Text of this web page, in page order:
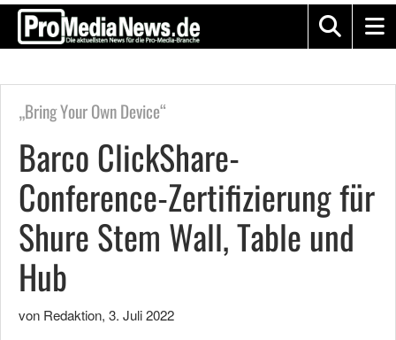
„Bring Your Own Device“
Barco ClickShare-
Conference-Zertifizierung für
Shure Stem Wall, Table und
Hub
von Redaktion, 3. Juli 2022